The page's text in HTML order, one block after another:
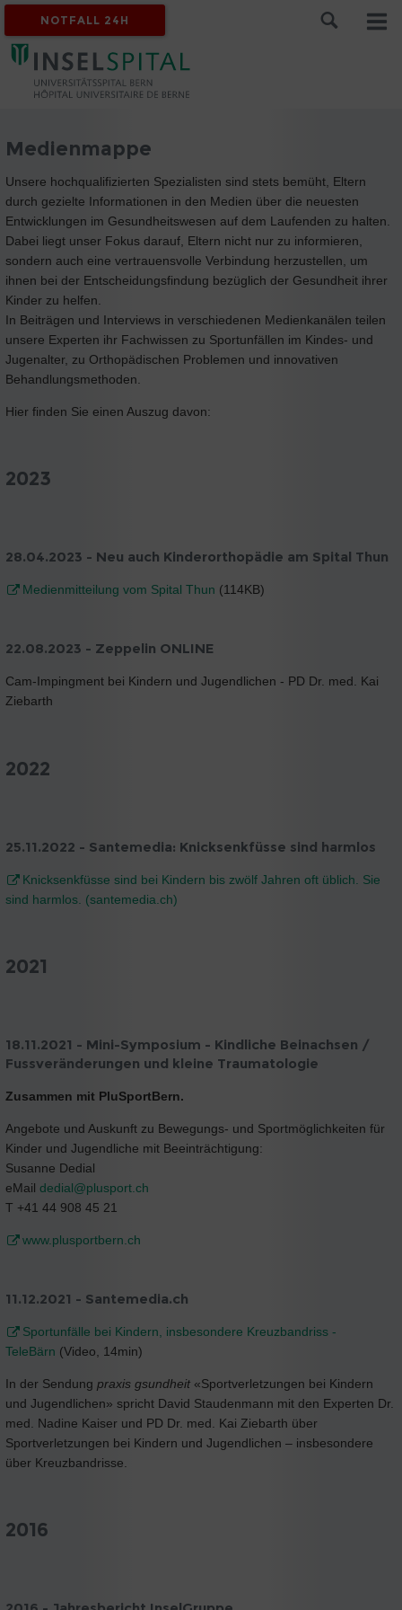
NOTFALL 24H
Medienmappe
Unsere hochqualifizierten Spezialisten sind stets bemüht, Eltern
durch gezielte Informationen in den Medien über die neuesten
Entwicklungen im Gesundheitswesen auf dem Laufenden zu halten.
Dabei liegt unser Fokus darauf, Eltern nicht nur zu informieren,
sondern auch eine vertrauensvolle Verbindung herzustellen, um
ihnen bei der Entscheidungsfindung bezüglich der Gesundheit ihrer
Kinder zu helfen.
In Beiträgen und Interviews in verschiedenen Medienkanälen teilen
unsere Experten ihr Fachwissen zu Sportunfällen im Kindes- und
Jugenalter, zu Orthopädischen Problemen und innovativen
Behandlungsmethoden.
Hier finden Sie einen Auszug davon:
2023
28.04.2023 - Neu auch Kinderorthopädie am Spital Thun
Medienmitteilung vom Spital Thun (114KB)
22.08.2023 - Zeppelin ONLINE
Cam-Impingment bei Kindern und Jugendlichen - PD Dr. med. Kai
Ziebarth
2022
25.11.2022 - Santemedia: Knicksenkfüsse sind harmlos
Knicksenkfüsse sind bei Kindern bis zwölf Jahren oft üblich. Sie
sind harmlos. (santemedia.ch)
2021
18.11.2021 - Mini-Symposium - Kindliche Beinachsen /
Fussveränderungen und kleine Traumatologie
Zusammen mit PluSportBern.
Angebote und Auskunft zu Bewegungs- und Sportmöglichkeiten für
Kinder und Jugendliche mit Beeinträchtigung:
Susanne Dedial
eMail dedial@plusport.ch
T +41 44 908 45 21
www.plusportbern.ch
11.12.2021 - Santemedia.ch
Sportunfälle bei Kindern, insbesondere Kreuzbandriss -
TeleBärn (Video, 14min)
In der Sendung praxis gsundheit «Sportverletzungen bei Kindern
und Jugendlichen» spricht David Staudenmann mit den Experten Dr.
med. Nadine Kaiser und PD Dr. med. Kai Ziebarth über
Sportverletzungen bei Kindern und Jugendlichen – insbesondere
über Kreuzbandrisse.
2016